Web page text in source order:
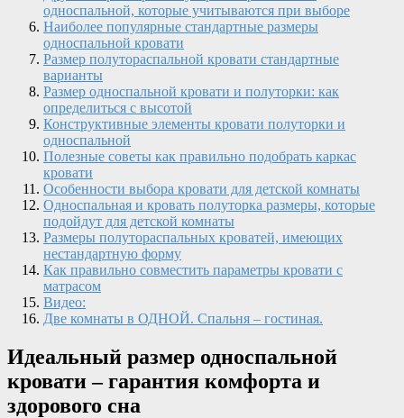
односпальной, которые учитываются при выборе
Наиболее популярные стандартные размеры
односпальной кровати
Размер полутораспальной кровати стандартные
варианты
Размер односпальной кровати и полуторки: как
определиться с высотой
Конструктивные элементы кровати полуторки и
односпальной
Полезные советы как правильно подобрать каркас
кровати
Особенности выбора кровати для детской комнаты
Односпальная и кровать полуторка размеры, которые
подойдут для детской комнаты
Размеры полутораспальных кроватей, имеющих
нестандартную форму
Как правильно совместить параметры кровати с
матрасом
Видео:
Две комнаты в ОДНОЙ. Спальня – гостиная.
Идеальный размер односпальной
кровати – гарантия комфорта и
здорового сна